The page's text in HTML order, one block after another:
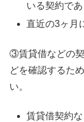
いる契約で
直近の3ヶ月
③賃貸借などの
どを確認するた
い。
賃貸借契約